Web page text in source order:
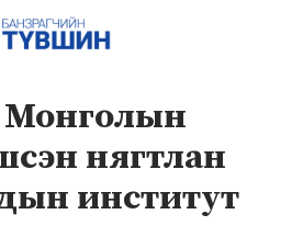
Монголын
нягтлан
институт